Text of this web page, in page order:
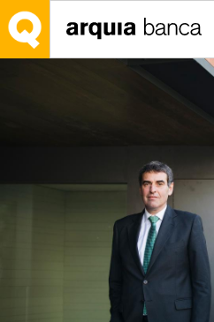
Salta al contingut principal